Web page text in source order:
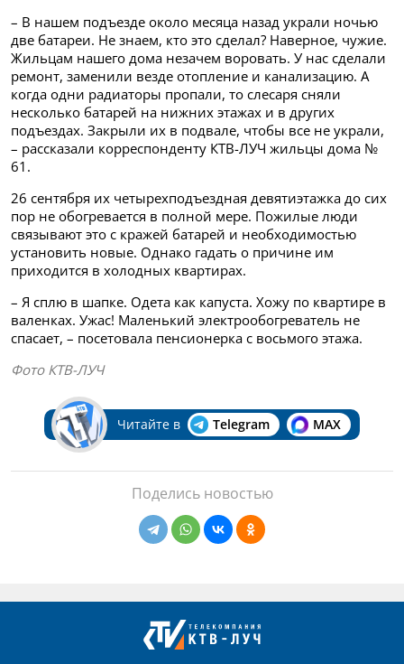
– В нашем подъезде около месяца назад украли ночью
две батареи. Не знаем, кто это сделал? Наверное, чужие.
Жильцам нашего дома незачем воровать. У нас сделали
ремонт, заменили везде отопление и канализацию. А
когда одни радиаторы пропали, то слесаря сняли
несколько батарей на нижних этажах и в других
подъездах. Закрыли их в подвале, чтобы все не украли,
– рассказали корреспонденту КТВ-ЛУЧ жильцы дома №
61.
26 сентября их четырехподъездная девятиэтажка до сих
пор не обогревается в полной мере. Пожилые люди
связывают это с кражей батарей и необходимостью
установить новые. Однако гадать о причине им
приходится в холодных квартирах.
– Я сплю в шапке. Одета как капуста. Хожу по квартире в
валенках. Ужас! Маленький электрообогреватель не
спасает, – посетовала пенсионерка с восьмого этажа.
Фото КТВ-ЛУЧ
Читайте в Telegram MAX
Поделись новостью